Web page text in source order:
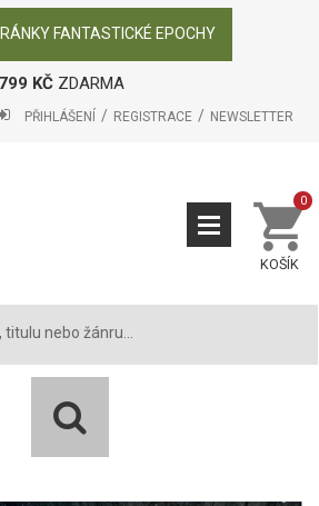
FANTASTICKÉ EPOCHY
799 KČZDARMA
PŘIHLÁŠENÍ REGISTRACE NEWSLETTER
KOŠÍK
0